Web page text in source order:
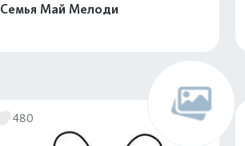
Семья Май Мелоди
480